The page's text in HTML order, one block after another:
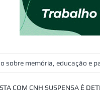
educação e patrimônio
COM CNH SUSPENSA É